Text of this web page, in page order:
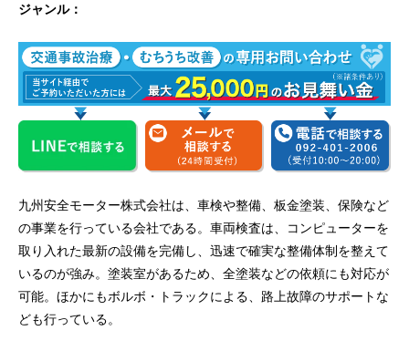
ジャンル：
九州安全モーター株式会社は、車検や整備、板金塗装、保険など
の事業を行っている会社である。車両検査は、コンピューターを
取り入れた最新の設備を完備し、迅速で確実な整備体制を整えて
いるのが強み。塗装室があるため、全塗装などの依頼にも対応が
可能。ほかにもボルボ・トラックによる、路上故障のサポートな
ども行っている。